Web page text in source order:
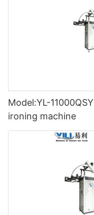
Model:YL-11000QSY Tunnel automatic garment
ironing machine